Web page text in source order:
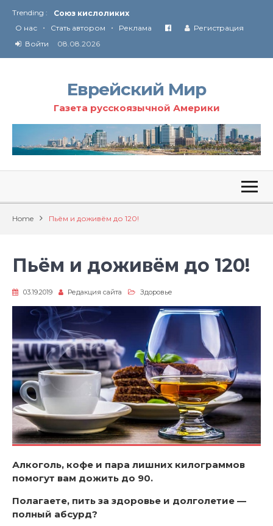
Trending :
Соглашение США с Ираном
Технология Революции в Иране
От Ирана до Ливана и Газы
О нас • Стать автором • Реклама
Регистрация
Войти
08.08.2026
Еврейский Мир
Газета русскоязычной Америки
Home Пьём и доживём до 120!
Пьём и доживём до 120!
03.19.2019 Редакция сайта Здоровье
Алкоголь, кофе и пара лишних килограммов
помогут вам дожить до 90.
Полагаете, пить за здоровье и долголетие —
полный абсурд?